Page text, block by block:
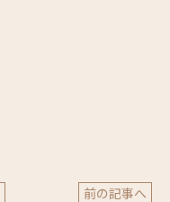
前の記事へ